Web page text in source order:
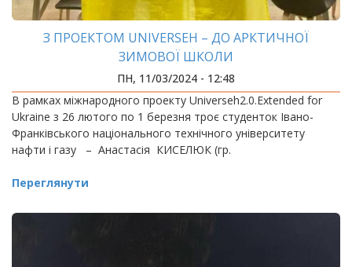
З ПРОЕКТОМ UNIVERSEH – ДО АРКТИЧНОЇ
ЗИМОВОЇ ШКОЛИ
ПН, 11/03/2024 - 12:48
В рамках міжнародного проекту Universeh2.0.Extended for
Ukraine з 26 лютого по 1 березня троє студенток Івано-
Франківського національного технічного університету
нафти і газу – Анастасія КИСЕЛЮК (гр.
Переглянути